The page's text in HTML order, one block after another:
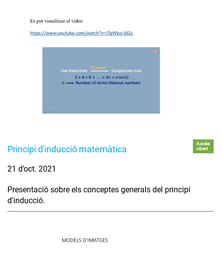
Principi d'inducció matemàtica
Accés
obert
21 d’oct. 2021
Presentació sobre els conceptes generals del principi
d'inducció.